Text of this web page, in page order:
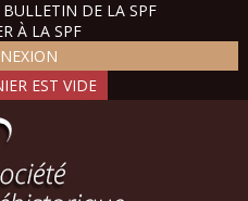
DE LA SPF
À LA SPF